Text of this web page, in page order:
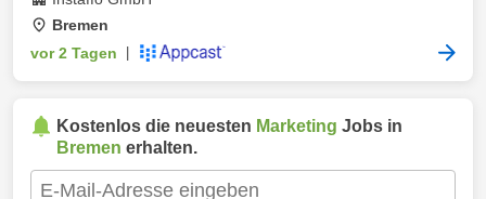
Bremen
vor 2 Tagen
Kostenlos die neuesten Marketing Jobs in
Bremen erhalten.